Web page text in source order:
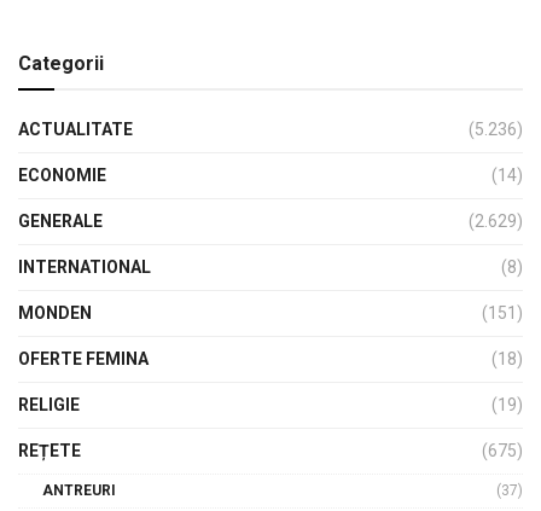
Categorii
ACTUALITATE (5.236)
ECONOMIE (14)
GENERALE (2.629)
INTERNATIONAL (8)
MONDEN (151)
OFERTE FEMINA (18)
RELIGIE (19)
REȚETE (675)
ANTREURI
(37)